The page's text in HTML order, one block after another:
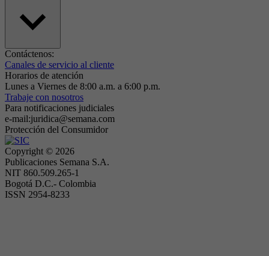
Contáctenos:
Canales de servicio al cliente
Horarios de atención
Lunes a Viernes de 8:00 a.m. a 6:00 p.m.
Trabaje con nosotros
Para notificaciones judiciales
e-mail:juridica@semana.com
Protección del Consumidor
Copyright © 2026
Publicaciones Semana S.A.
NIT 860.509.265-1
Bogotá D.C.- Colombia
ISSN 2954-8233